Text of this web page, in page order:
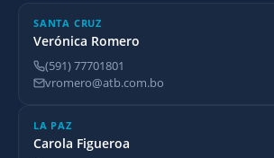
SANTA CRUZ
Verónica Romero
(591) 77701801
vromero@atb.com.bo
LA PAZ
Carola Figueroa